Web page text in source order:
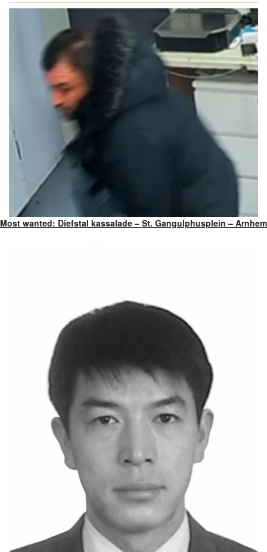
Most wanted: Diefstal kassalade – St. Gangulphusplein – Arnhem